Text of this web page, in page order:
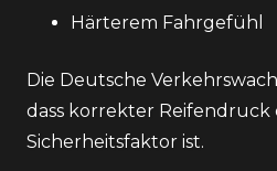
Härterem Fahrgefühl
Die Deutsche
dass korrekter Reifendruck
Sicherheitsfaktor ist.